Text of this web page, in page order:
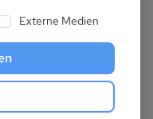
eine Einwilligung
Externe Medien